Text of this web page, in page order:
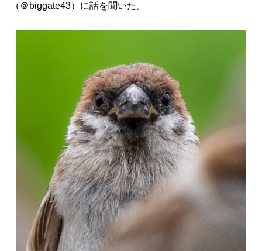
（＠biggate43）に話を聞いた。